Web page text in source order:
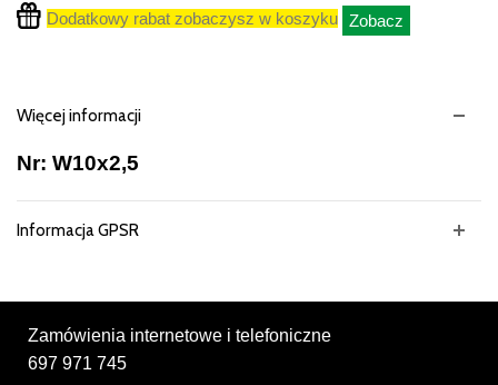
Dodatkowy rabat zobaczysz w koszyku Zobacz
Więcej informacji
Nr: W10x2,5
Informacja GPSR
Zamówienia internetowe i telefoniczne
697 971 745